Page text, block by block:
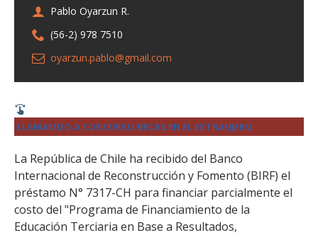
Pablo Oyarzun R.
(56-2) 978 7510
oyarzun.pablo@gmail.com
LLAMAMDO A CONCURSO BECAS EN EL EXTRANJERO
La República de Chile ha recibido del Banco
Internacional de Reconstrucción y Fomento (BIRF) el
préstamo N° 7317-CH para financiar parcialmente el
costo del "Programa de Financiamiento de la
Educación Terciaria en Base a Resultados,